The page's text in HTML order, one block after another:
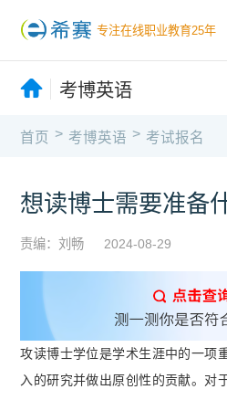
专注在线职业教育25年
考博英语
首页 > 考博英语 > 考试报名
想读博士需要准备
责编：刘畅 2024-08-29
攻读博士学位是学术生涯中的一项
入的研究并做出原创性的贡献。对